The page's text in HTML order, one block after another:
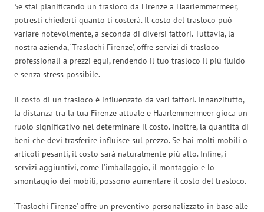
Se stai pianificando un trasloco da Firenze a Haarlemmermeer,
potresti chiederti quanto ti costerà. Il costo del trasloco può
variare notevolmente, a seconda di diversi fattori. Tuttavia, la
nostra azienda, ‘Traslochi Firenze’, offre servizi di trasloco
professionali a prezzi equi, rendendo il tuo trasloco il più fluido
e senza stress possibile.
Il costo di un trasloco è influenzato da vari fattori. Innanzitutto,
la distanza tra la tua Firenze attuale e Haarlemmermeer gioca un
ruolo significativo nel determinare il costo. Inoltre, la quantità di
beni che devi trasferire influisce sul prezzo. Se hai molti mobili o
articoli pesanti, il costo sarà naturalmente più alto. Infine, i
servizi aggiuntivi, come l’imballaggio, il montaggio e lo
smontaggio dei mobili, possono aumentare il costo del trasloco.
‘Traslochi Firenze’ offre un preventivo personalizzato in base alle